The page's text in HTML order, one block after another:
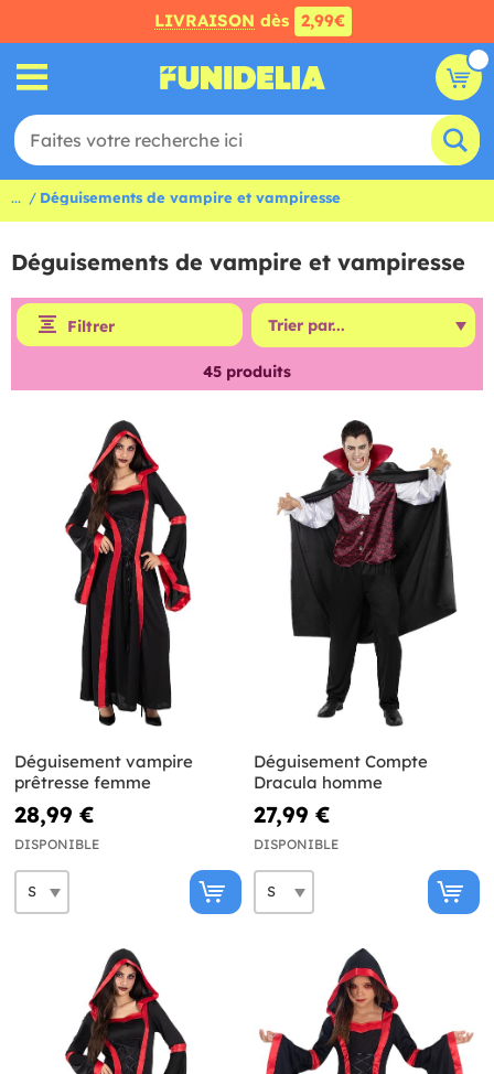
LIVRAISON dès 2,99€
... Déguisements de vampire et vampiresse
Déguisements de vampire et vampiresse
Filtrer
45 produits
Déguisement vampire
prêtresse femme
28,99 €
DISPONIBLE
Déguisement Compte
Dracula homme
27,99 €
DISPONIBLE